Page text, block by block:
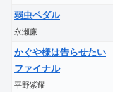
弱虫ペダル
永瀬廉
かぐや様は告らせたい
ファイナル
平野紫耀